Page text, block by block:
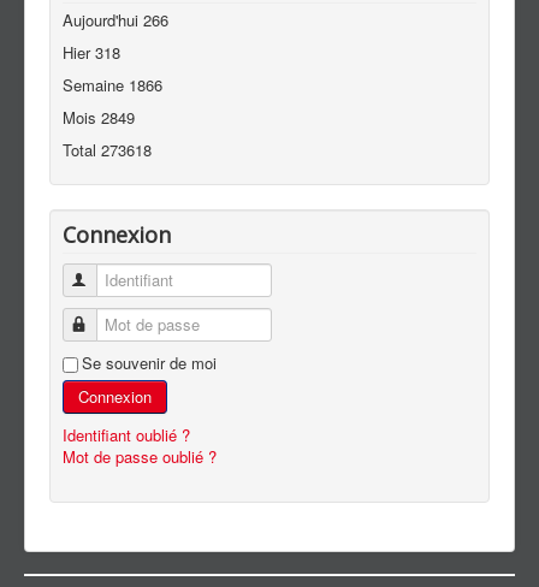
Aujourd'hui 266
Hier318
Semaine 1866
Mois 2849
Total 273618
Connexion
Identifiant
Mot de passe
Se souvenir de moi
Connexion
Identifiant oublié ?
Mot de passe oublié ?